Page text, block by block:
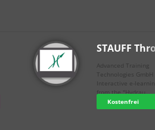
STAUFF
Advanced Training
Technologies GmbH
Interactive e-
from the "Hydrau…
Kostenfrei